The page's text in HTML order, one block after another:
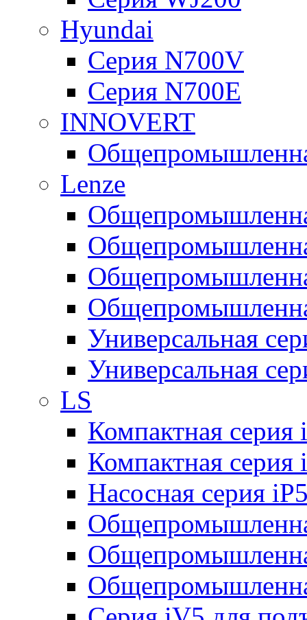
Hyundai
Серия N700V
Серия N700Е
INNOVERT
Lenze
Универсальная
Универсальная
LS
Компактная серия
Компактная серия
Насосная серия